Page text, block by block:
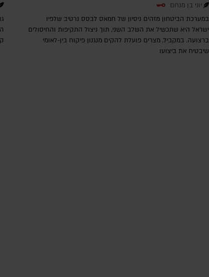
יוני בן מנחם
במערכת הביטחון מזהים ניסיון של חמאס לבסס נרטיב שלפיו
ישראל היא שתכשיל את השלב השני, תוך ניצול התקיפות והחיסולים
ברצועה. במקביל, מצרים פועלת להקים מנגנון פיקוח בין-לאומי
שיבטיח את ביצועו